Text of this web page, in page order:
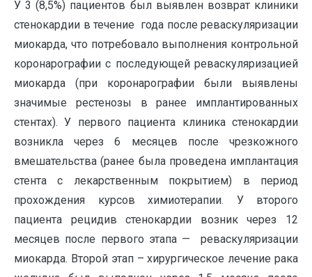
У 3 (8,5%) пациентов был выявлен возврат клиники
стенокардии в течение года после реваскуляризации
миокарда, что потребовало выполнения контрольной
коронарографии с последующей реваскуляризацией
миокарда (при коронарографии были выявлены
значимые рестенозы в ранее имплантированных
стентах). У первого пациента клиника стенокардии
возникла через 6 месяцев после чрезкожного
вмешательства (ранее была проведена имплантация
стента с лекарственным покрытием) в период
прохождения курсов химиотерапии. У второго
пациента рецидив стенокардии возник через 12
месяцев после первого этапа — реваскуляризации
миокарда. Второй этап – хирургическое лечение рака